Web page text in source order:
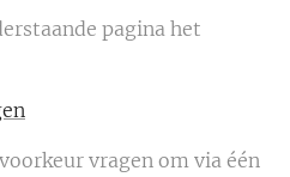
pagina het
vragen om via één